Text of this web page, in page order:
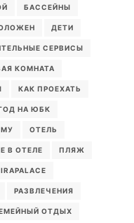
БАССЕЙНЫ
ДЕТИ
СЕРВИСЫ
КОМНАТА
КАК ПРОЕХАТЬ
НА ЮБК
ОТЕЛЬ
В ОТЕЛЕ ПЛЯЖ
РАЗВЛЕЧЕНИЯ
ОТДЫХ